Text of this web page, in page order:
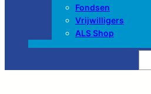
Fondsen
Vrijwilligers
ALS Shop
Z
e